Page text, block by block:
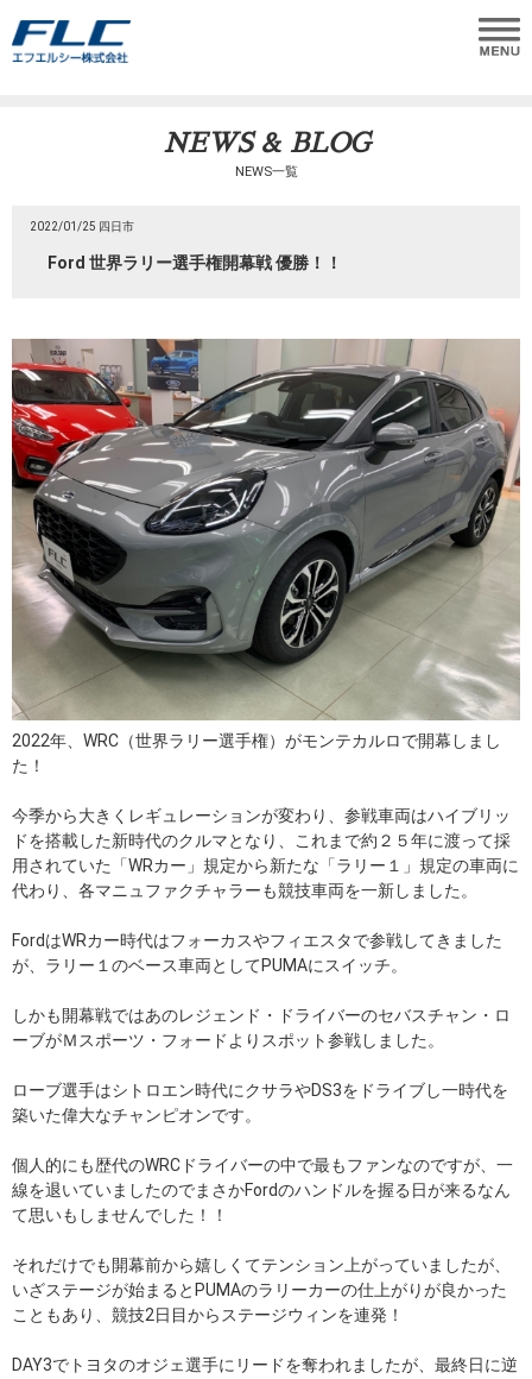
NEWS & BLOG
NEWS一覧
2022/01/25 四日市
Ford 世界ラリー選手権開幕戦 優勝！！
2022年、WRC（世界ラリー選手権）がモンテカルロで開幕しまし
た！
今季から大きくレギュレーションが変わり、参戦車両はハイブリッ
ドを搭載した新時代のクルマとなり、これまで約２５年に渡って採
用されていた「WRカー」規定から新たな「ラリー１」規定の車両に
代わり、各マニュファクチャラーも競技車両を一新しました。
FordはWRカー時代はフォーカスやフィエスタで参戦してきました
が、ラリー１のベース車両としてPUMAにスイッチ。
しかも開幕戦ではあのレジェンド・ドライバーのセバスチャン・ロ
ーブがＭスポーツ・フォードよりスポット参戦しました。
ローブ選手はシトロエン時代にクサラやDS3をドライブし一時代を
築いた偉大なチャンピオンです。
個人的にも歴代のWRCドライバーの中で最もファンなのですが、一
線を退いていましたのでまさかFordのハンドルを握る日が来るなん
て思いもしませんでした！！
それだけでも開幕前から嬉しくてテンション上がっていましたが、
いざステージが始まるとPUMAのラリーカーの仕上がりが良かった
こともあり、競技2日目からステージウィンを連発！
DAY3でトヨタのオジェ選手にリードを奪われましたが、最終日に逆